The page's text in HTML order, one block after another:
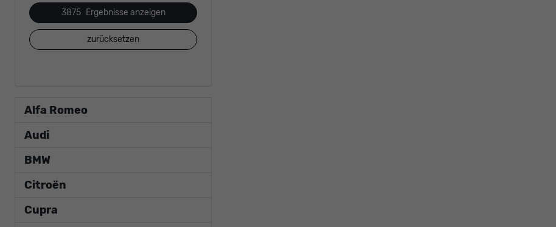
3875 Ergebnisse anzeigen
zurücksetzen
Alfa Romeo
Audi
BMW
Citroën
Cupra